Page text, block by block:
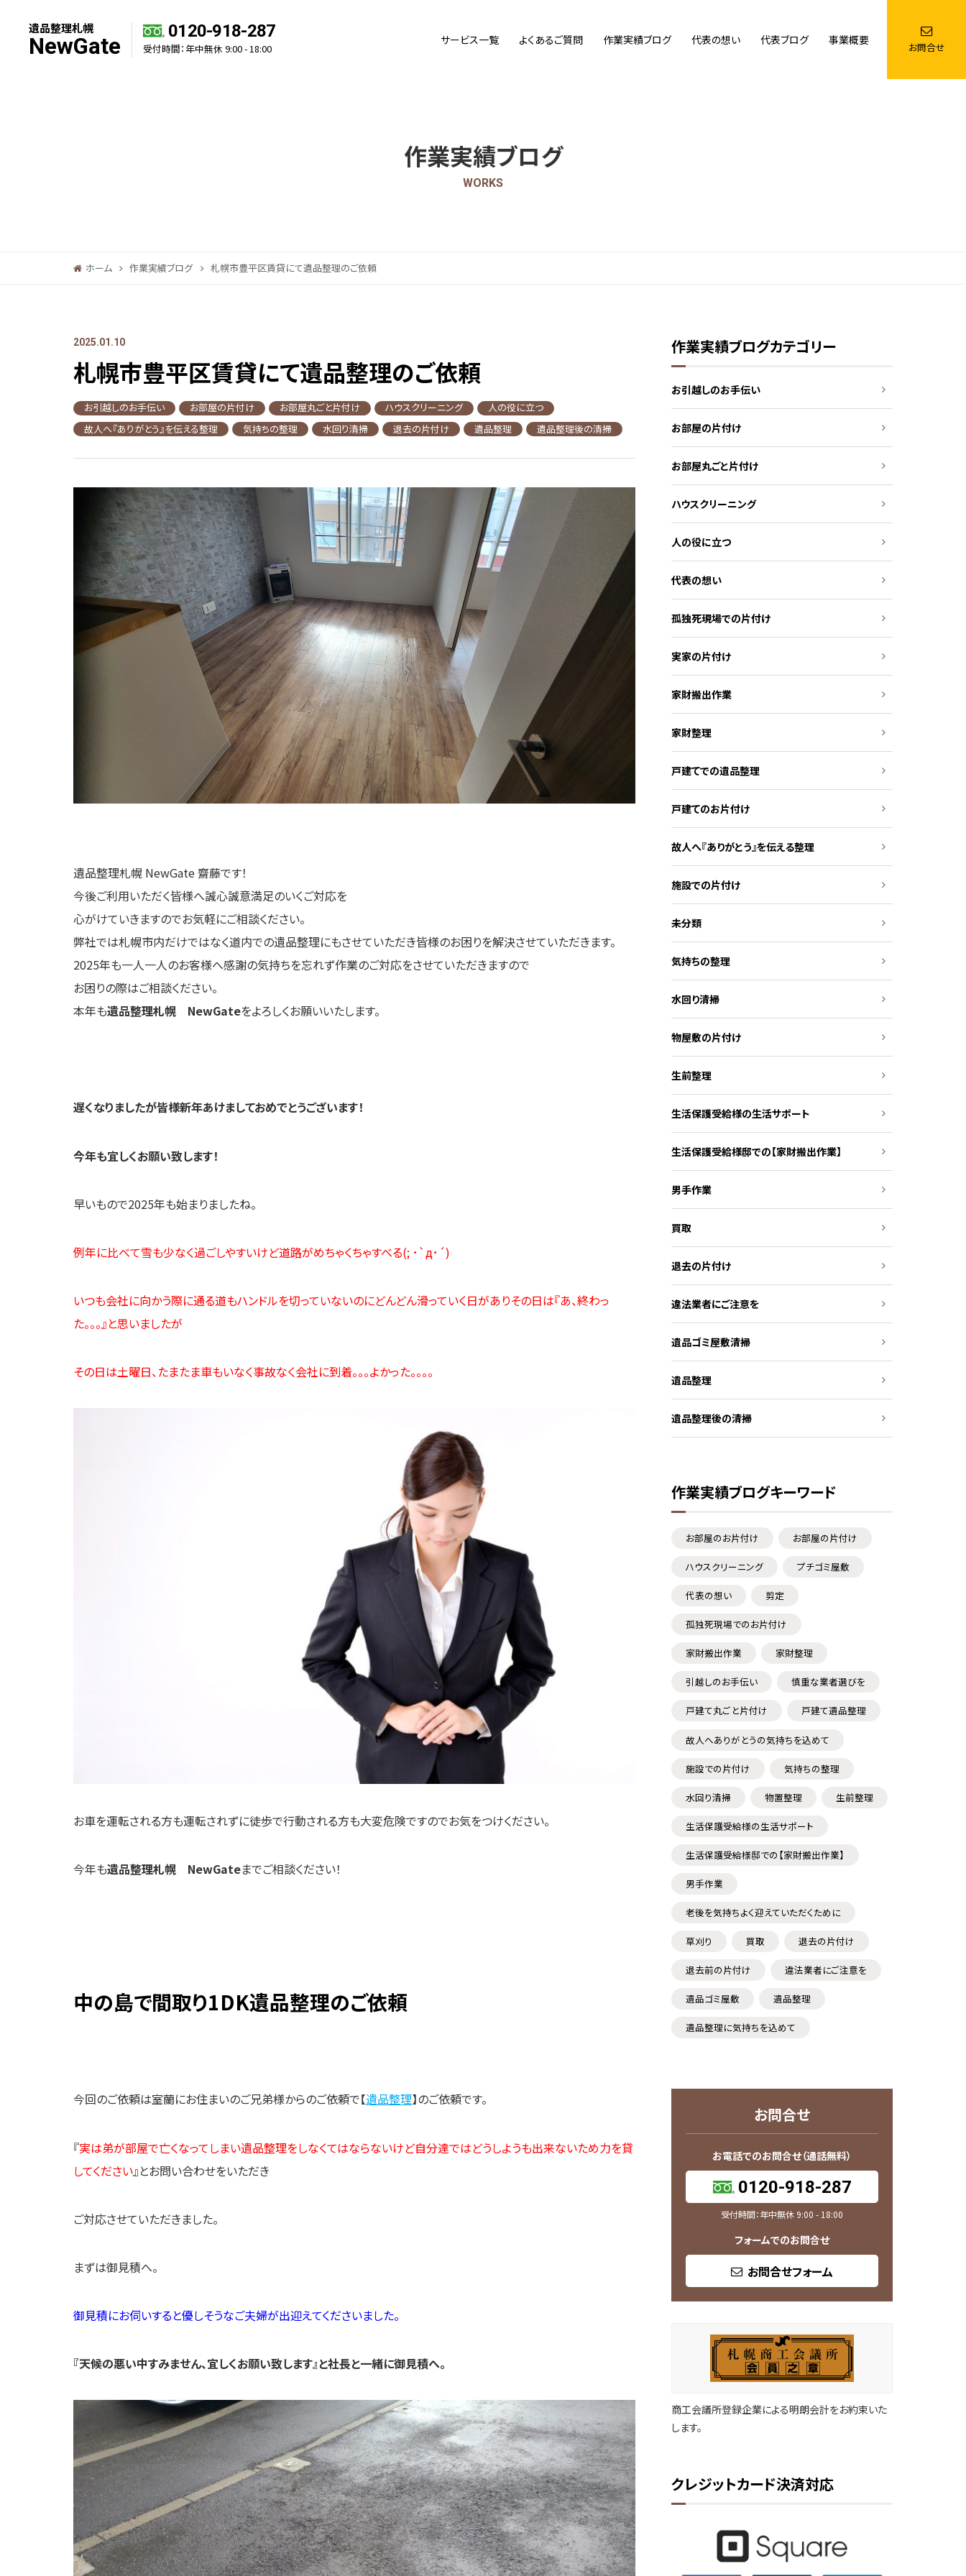
遺品整理札幌
NewGate
0120-918-287
受付時間：年中無休 9:00 - 18:00
サービス一覧 よくあるご質問 作業実績ブログ 代表の想い 代表ブログ 事業概要
お問合せ
作業実績ブログ
WORKS
ホーム 作業実績ブログ 札幌市豊平区賃貸にて遺品整理のご依頼
2025.01.10
札幌市豊平区賃貸にて遺品整理のご依頼
お引越しのお手伝い お部屋の片付け お部屋丸ごと片付け ハウスクリーニング
人の役に立つ
故人へ『ありがとう』を伝える整理
気持ちの整理 水回り清掃 退去の片付け 遺品整理 遺品整理後の清掃
遺品整理札幌 NewGate 齋藤です！
今後ご利用いただく皆様へ誠心誠意満足のいくご対応を
心がけていきますのでお気軽にご相談ください。
弊社では札幌市内だけではなく道内での遺品整理にもさせていただき皆様のお困りを解決させていただきます。
2025年も一人一人のお客様へ感謝の気持ちを忘れず作業のご対応をさせていただきますので
お困りの際はご相談ください。
本年も遺品整理札幌 NewGateをよろしくお願いいたします。
遅くなりましたが皆様新年あけましておめでとうございます！
今年も宜しくお願い致します！
早いもので2025年も始まりましたね。
例年に比べて雪も少なく過ごしやすいけど道路がめちゃくちゃすべる(; ･`д･´)
いつも会社に向かう際に通る道もハンドルを切っていないのにどんどん滑っていく日がありその日は『あ、終わっ
た。。。』と思いましたが
その日は土曜日、たまたま車もいなく事故なく会社に到着。。。よかった。。。。
お車を運転される方も運転されずに徒歩で行動される方も大変危険ですのでお気をつけください。
今年も遺品整理札幌 NewGateまでご相談ください！
中の島で間取り1DK遺品整理のご依頼
今回のご依頼は室蘭にお住まいのご兄弟様からのご依頼で【遺品整理】のご依頼です。
『実は弟が部屋で亡くなってしまい遺品整理をしなくてはならないけど自分達ではどうしようも出来ないため力を貸
してください』とお問い合わせをいただき
ご対応させていただきました。
まずは御見積へ。
御見積にお伺いすると優しそうなご夫婦が出迎えてくださいました。
『天候の悪い中すみません、宜しくお願い致します』と社長と一緒に御見積へ。
作業実績ブログカテゴリー
お引越しのお手伝い
お部屋の片付け
お部屋丸ごと片付け
ハウスクリーニング
人の役に立つ
代表の想い
孤独死現場での片付け
実家の片付け
家財搬出作業
家財整理
戸建てでの遺品整理
戸建てのお片付け
故人へ『ありがとう』を伝える整理
施設での片付け
未分類
気持ちの整理
水回り清掃
物屋敷の片付け
生前整理
生活保護受給様の生活サポート
生活保護受給様邸での【家財搬出作業】
男手作業
買取
退去の片付け
違法業者にご注意を
遺品ゴミ屋敷清掃
遺品整理
遺品整理後の清掃
作業実績ブログキーワード
お部屋のお片付け お部屋の片付け
ハウスクリーニング プチゴミ屋敷
代表の想い 剪定
孤独死現場でのお片付け
家財搬出作業 家財整理
引越しのお手伝い 慎重な業者選びを
戸建て丸ごと片付け 戸建て遺品整理
故人へありがとうの気持ちを込めて
施設での片付け 気持ちの整理
水回り清掃 物置整理 生前整理
生活保護受給様の生活サポート
生活保護受給様邸での【家財搬出作業】
男手作業
老後を気持ちよく迎えていただくために
草刈り 買取 退去の片付け
退去前の片付け 違法業者にご注意を
遺品ゴミ屋敷 遺品整理
遺品整理に気持ちを込めて
お問合せ
お電話でのお問合せ（通話無料）
0120-918-287
受付時間：年中無休 9:00 - 18:00
フォームでのお問合せ
お問合せフォーム
商工会議所登録企業による明朗会計をお約束いた
します。
クレジットカード決済対応